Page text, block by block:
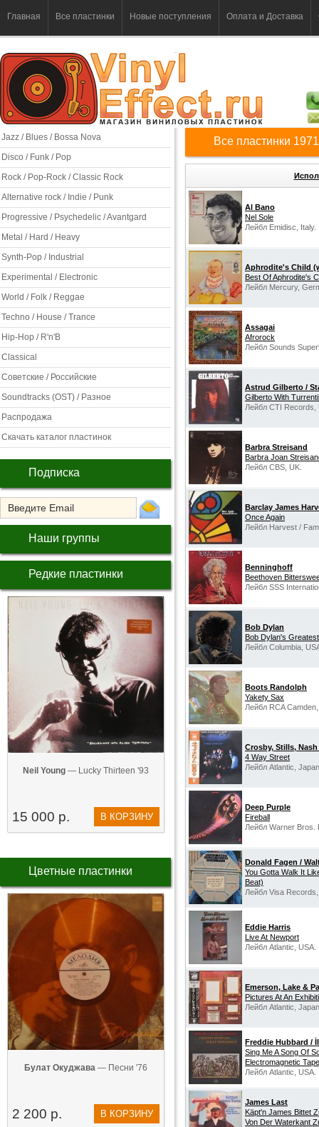
Главная Все пластинки Новые поступления Оплата и Доставка
Jazz / Blues / Bossa Nova
Disco / Funk / Pop
Rock / Pop-Rock / Classic Rock
Alternative rock / Indie / Punk
Progressive / Psychedelic / Avantgard
Metal / Hard / Heavy
Synth-Pop / Industrial
Experimental / Electronic
World / Folk / Reggae
Techno / House / Trance
Hip-Hop / R'n'B
Classical
Советские / Российские
Soundtracks (OST) / Разное
Распродажа
Скачать каталог пластинок
Подписка
Наши группы
Редкие пластинки
Neil Young — Lucky Thirteen '93
15 000 р. В КОРЗИНУ
Цветные пластинки
Булат Окуджава — Песни '76
2 200 р. В КОРЗИНУ
Все пластинки
Al Bano
Nel Sole
Лейбл Emidisc, Italy.
Aphrodite's Child
Best Of Aphrodite's
Лейбл Mercury,
Assagai
Afrorock
Лейбл Sounds
Astrud Gilberto /
Gilberto With
Лейбл CTI Records,
Barbra Streisand
Barbra Joan
Лейбл CBS, UK.
Barclay James
Once Again
Лейбл Harvest /
Benninghoff
Beethoven
Лейбл SSS
Bob Dylan
Bob Dylan's
Лейбл Columbia,
Boots Randolph
Yakety Sax
Лейбл RCA
Crosby, Stills,
4 Way Street
Лейбл Atlantic,
Deep Purple
Fireball
Лейбл Warner Bros.
Donald Fagen /
You Gotta Walk It
Beat)
Лейбл Visa
Eddie Harris
Live At Newport
Лейбл Atlantic, USA.
Emerson, Lake &
Pictures At An
Лейбл Atlantic,
Freddie Hubbard /
Sing Me A Song Of
Electromagnetic
Лейбл Atlantic, USA.
James Last
Käpt'n James Bittet
Von Der Waterkant